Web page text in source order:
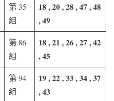
第 35
組
18 , 20 , 28 , 47 , 48
, 49
第 86
組
18 , 21 , 26 , 27 , 42
, 45
第 94
組
19 , 22 , 33 , 34 , 37
, 43